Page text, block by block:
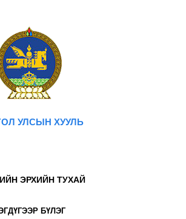
УЛСЫН ХУУЛЬ
ЭРХИЙН ТУХАЙ
БҮЛЭГ